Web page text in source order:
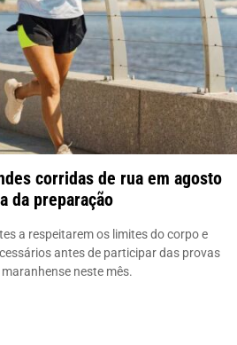
corridas de rua em agosto
da preparação
a respeitarem os limites do corpo e
antes de participar das provas
neste mês.